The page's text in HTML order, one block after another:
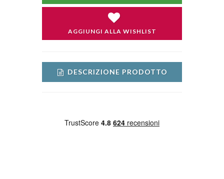
AGGIUNGI ALLA WISHLIST
DESCRIZIONE PRODOTTO